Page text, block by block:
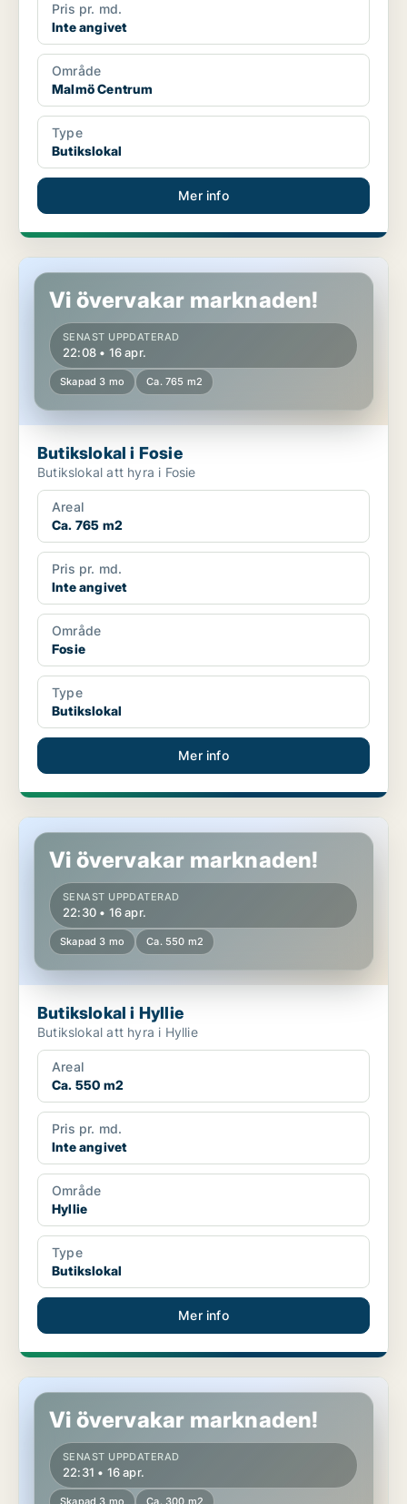
Pris pr. md.
Inte angivet
Område
Malmö Centrum
Type
Butikslokal
Mer info
Butikslokal i Fosie
Vi övervakar marknaden!
SENAST UPPDATERAD
22:08 • 16 apr.
Skapad 3 mo Ca. 765 m2
Butikslokal i Fosie
Butikslokal att hyra i Fosie
Areal
Ca. 765 m2
Pris pr. md.
Inte angivet
Område
Fosie
Type
Butikslokal
Mer info
Butikslokal i Hyllie
Vi övervakar marknaden!
SENAST UPPDATERAD
22:30 • 16 apr.
Skapad 3 mo Ca. 550 m2
Butikslokal i Hyllie
Butikslokal att hyra i Hyllie
Areal
Ca. 550 m2
Pris pr. md.
Inte angivet
Område
Hyllie
Type
Butikslokal
Mer info
Butikslokal i Kirseberg
Vi övervakar marknaden!
SENAST UPPDATERAD
22:31 • 16 apr.
Skapad 3 mo Ca. 300 m2